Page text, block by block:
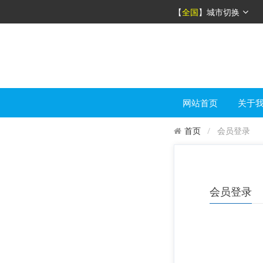
【全国】 城市切换
网站首页 关于
首页 会员登录
会员登录